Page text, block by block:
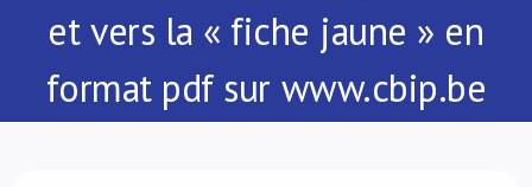
Publications
Formations
et vers la « fiche jaune » en
format pdf sur www.cbip.be